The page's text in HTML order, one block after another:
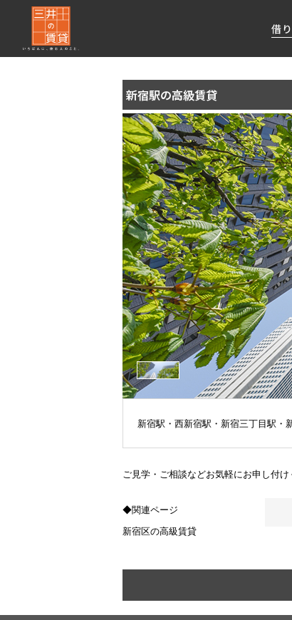
借
About Us
私たちレジデントファーストの思いや
ご提供するサービスをご紹介します
借りたい
厳選した都心の上質な賃貸マンションを
くご提案します
貸したい
賃貸運営をお考えのオーナー様に
最適なプランをご提案します
資産活用
分譲マンションのご購入、売却の
ご相談も承ります
RESIDENT
FIRST
新しい住まいと暮らしの探しに関わる
様々な情報を発信します
SERVICE
レジデントファーストが提供する
各種サービスをご紹介します
新宿駅の高級賃貸
新宿駅・西新宿駅・新宿三丁目駅・
ご見学・ご相談などお気軽にお申し付け
◆関連ページ
新宿区の高級賃貸